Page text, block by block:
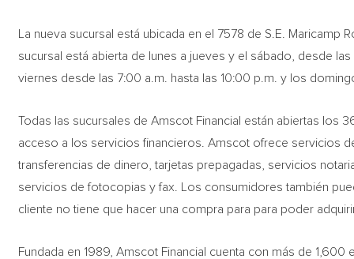
La nueva sucursal está ubicada en el 7578 de S.E. Maricamp
sucursal está abierta de lunes a jueves y el sábado, desde
viernes desde las 7:00 a.m. hasta las 10:00 p.m. y los
Todas las sucursales de Amscot Financial están abiertas los
acceso a los servicios financieros. Amscot ofrece servicios
transferencias de dinero, tarjetas prepagadas, servicios
servicios de fotocopias y fax. Los consumidores también
cliente no tiene que hacer una compra para para poder
Fundada en 1989, Amscot Financial cuenta con más de